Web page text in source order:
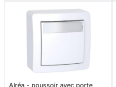
Alréa - poussoir avec porte